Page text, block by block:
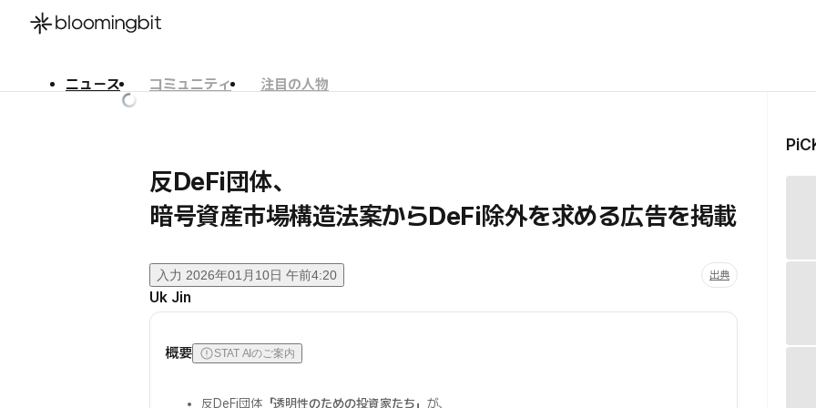
ニュース コミュニティ
注目の人物
反DeFi団体、
暗号資産市場構造法案からDeFi除外を求める広告を掲載
入力 2026年01月10日 午前4:20 出典
Uk Jin
概要 STAT AIのご案内
反DeFi団体「透明性のための投資家たち」 が、